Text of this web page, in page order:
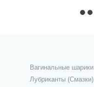
Вагинальные шарики
Лубриканты (Смазки)